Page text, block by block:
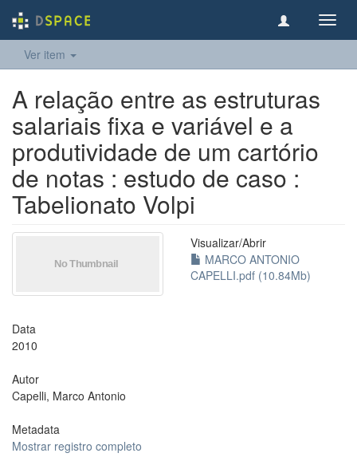
Ver item
A relação entre as estruturas
salariais fixa e variável e a
produtividade de um cartório
de notas : estudo de caso :
Tabelionato Volpi
Visualizar/Abrir
MARCO ANTONIO
CAPELLI.pdf (10.84Mb)
Data
2010
Autor
Capelli, Marco Antonio
Metadata
Mostrar registro completo